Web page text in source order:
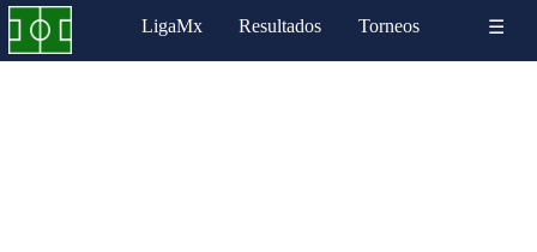
LigaMx Resultados Torneos ☰